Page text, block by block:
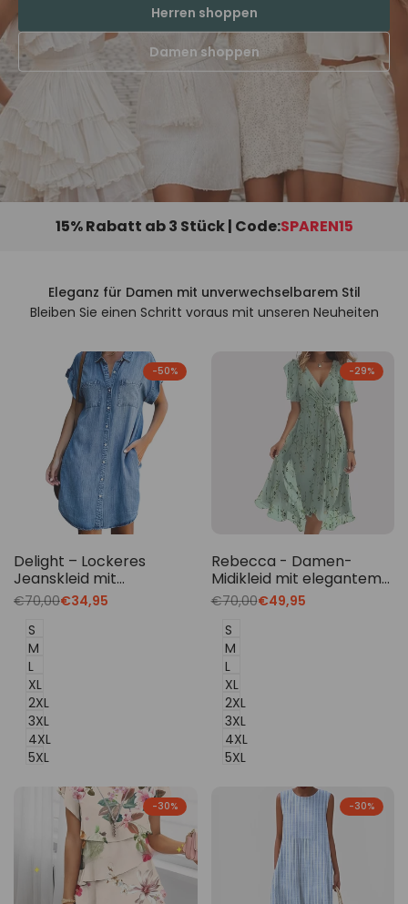
Herren shoppen
Damen shoppen
15% Rabatt ab 3 Stück | Code:SPAREN15
Eleganz für Damen mit unverwechselbarem Stil
Bleiben Sie einen Schritt voraus mit unseren Neuheiten
-50%
Delight – Lockeres
Jeanskleid mit
Knopfdetails
Translation
de.products.product.price.regular_price
€70,00Translation
de.products.product.price.sale_price
€34,95
S
M
L
XL
2XL
3XL
4XL
5XL
-29%
Rebecca - Damen-
Midikleid mit elegantem
Blumenmuster
Translation
€70,00Translation
€49,95
S
M
L
XL
2XL
3XL
4XL
5XL
-30% -30%